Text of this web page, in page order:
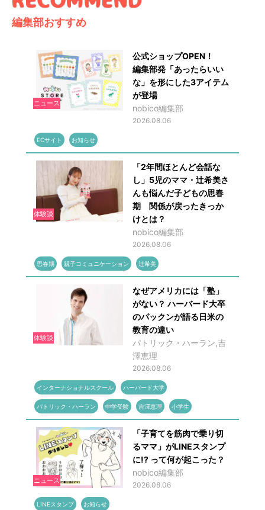
編集部おすすめ
ニュース
公式ショップOPEN！
編集部発「あったらいい
な」を形にした3アイテム
が登場
nobico編集部
2026.08.06
ECサイト お知らせ
体験談
「2年間ほとんど会話な
し」5児のママ・辻希美さ
んも悩んだ子どもの思春
期 関係が戻ったきっか
けとは？
nobico編集部
2026.08.06
思春期 親子コミュニケーション 辻希美
体験談
なぜアメリカには「塾」
がない？ ハーバード大卒
のパックンが語る日米の
教育の違い
パトリック・ハーラン,吉
澤恵理
2026.08.06
インターナショナルスクール ハーバード大学
パトリック・ハーラン 中学受験 吉澤恵理 小学生
ニュース
「子育てを筋肉で乗り切
るママ」がLINEスタンプ
に!? って何が起こった？
nobico編集部
2026.08.06
LINEスタンプ お知らせ